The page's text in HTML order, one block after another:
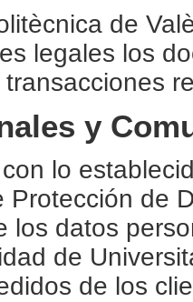
de
legales los
y
lo
Protección de
los datos
de
de los